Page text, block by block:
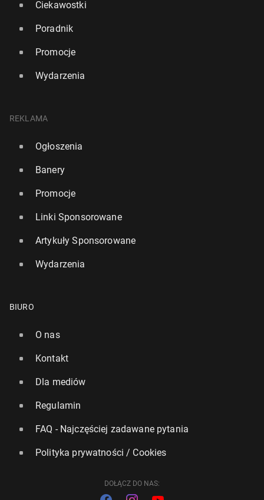
Ciekawostki
Poradnik
Promocje
Wydarzenia
REKLAMA
Ogłoszenia
Banery
Promocje
Linki Sponsorowane
Artykuły Sponsorowane
Wydarzenia
BIURO
O nas
Kontakt
Dla mediów
Regulamin
FAQ - Najczęściej zadawane pytania
Polityka prywatności / Cookies
DOŁĄCZ DO NAS: